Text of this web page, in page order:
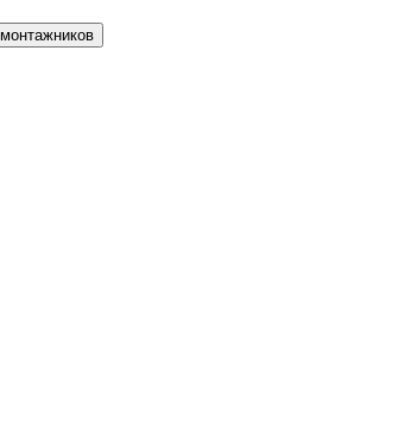
Регистрация для монтажников